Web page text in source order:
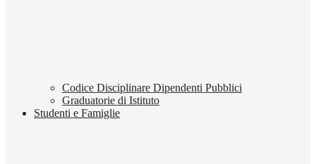
Codice Disciplinare Dipendenti Pubblici
Graduatorie di Istituto
Studenti e Famiglie